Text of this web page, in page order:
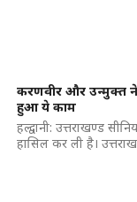
करणवीर और उन्मुक्त ने
हुआ ये काम
हल्द्वानी: उत्तराखण्ड
हासिल कर ली है।